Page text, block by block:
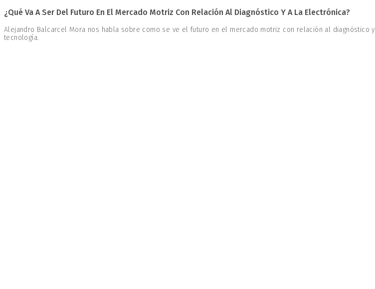
¿Qué Va A Ser Del Futuro En El Mercado Motriz Con Relación Al Diagnóstico Y A La Electrónica?
Alejandro Balcarcel Mora nos habla sobre como se ve el futuro en el mercado motriz con relación al diagnóstico y
tecnología.